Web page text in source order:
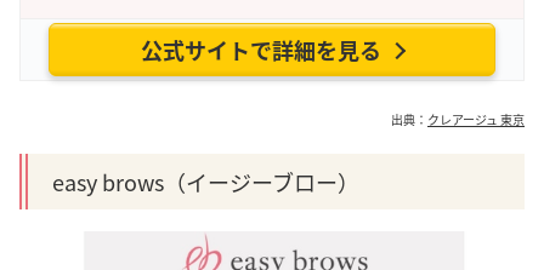
公式サイトで詳細を見る
出典： クレアージュ 東京
easy brows（イージーブロー）